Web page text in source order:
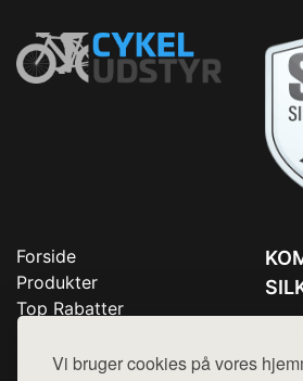
Vi bruger cookies på vores
Forside
Produkter
Top Rabatter
Kontakt